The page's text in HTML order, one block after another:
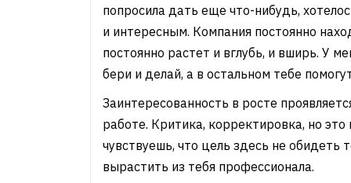
попросила дать еще что-нибудь,
и интересным. Компания постоянно
постоянно растет и вглубь, и вширь. У
бери и делай, а в остальном тебе
Заинтересованность в росте
работе. Критика, корректировка, но это
чувствуешь, что цель здесь не обидеть
вырастить из тебя профессионала.